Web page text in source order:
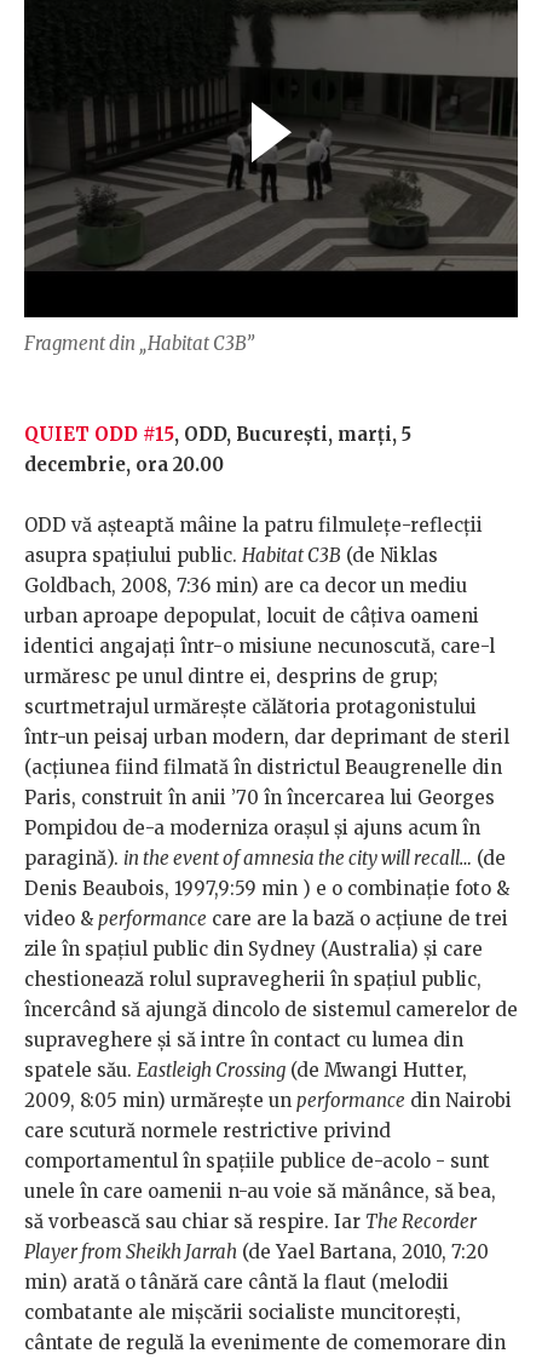
Fragment din „Habitat C3B”
QUIET ODD #15, ODD, Bucureşti, marţi, 5
decembrie, ora 20.00
ODD vă aşteaptă mâine la patru filmuleţe-reflecţii
asupra spaţiului public. Habitat C3B (de Niklas
Goldbach, 2008, 7:36 min) are ca decor un mediu
urban aproape depopulat, locuit de câţiva oameni
identici angajaţi într-o misiune necunoscută, care-l
urmăresc pe unul dintre ei, desprins de grup;
scurtmetrajul urmăreşte călătoria protagonistului
într-un peisaj urban modern, dar deprimant de steril
(acţiunea fiind filmată în districtul Beaugrenelle din
Paris, construit în anii ’70 în încercarea lui Georges
Pompidou de-a moderniza oraşul şi ajuns acum în
paragină). in the event of amnesia the city will recall… (de
Denis Beaubois, 1997,9:59 min ) e o combinaţie foto &
video & performance care are la bază o acţiune de trei
zile în spaţiul public din Sydney (Australia) şi care
chestionează rolul supravegherii în spaţiul public,
încercând să ajungă dincolo de sistemul camerelor de
supraveghere şi să intre în contact cu lumea din
spatele său. Eastleigh Crossing (de Mwangi Hutter,
2009, 8:05 min) urmăreşte un performance din Nairobi
care scutură normele restrictive privind
comportamentul în spaţiile publice de-acolo - sunt
unele în care oamenii n-au voie să mănânce, să bea,
să vorbească sau chiar să respire. Iar The Recorder
Player from Sheikh Jarrah (de Yael Bartana, 2010, 7:20
min) arată o tânără care cântă la flaut (melodii
combatante ale mişcării socialiste muncitoreşti,
cântate de regulă la evenimente de comemorare din